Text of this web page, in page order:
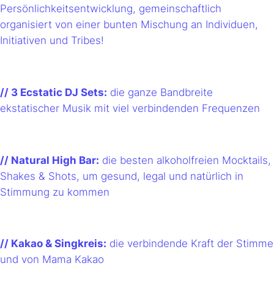
Persönlichkeitsentwicklung, gemeinschaftlich
organisiert von einer bunten Mischung an Individuen,
Initiativen und Tribes!
// 3 Ecstatic DJ Sets: die ganze Bandbreite
ekstatischer Musik mit viel verbindenden Frequenzen
// Natural High Bar: die besten alkoholfreien Mocktails,
Shakes & Shots, um gesund, legal und natürlich in
Stimmung zu kommen
// Kakao & Singkreis: die verbindende Kraft der Stimme
und von Mama Kakao